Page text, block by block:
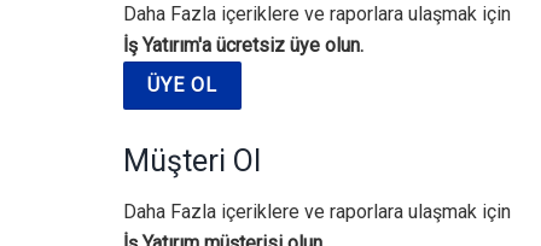
Daha Fazla içeriklere ve raporlara ulaşmak için
İş Yatırım'a ücretsiz üye olun.
ÜYE OL
Müşteri Ol
Daha Fazla içeriklere ve raporlara ulaşmak için